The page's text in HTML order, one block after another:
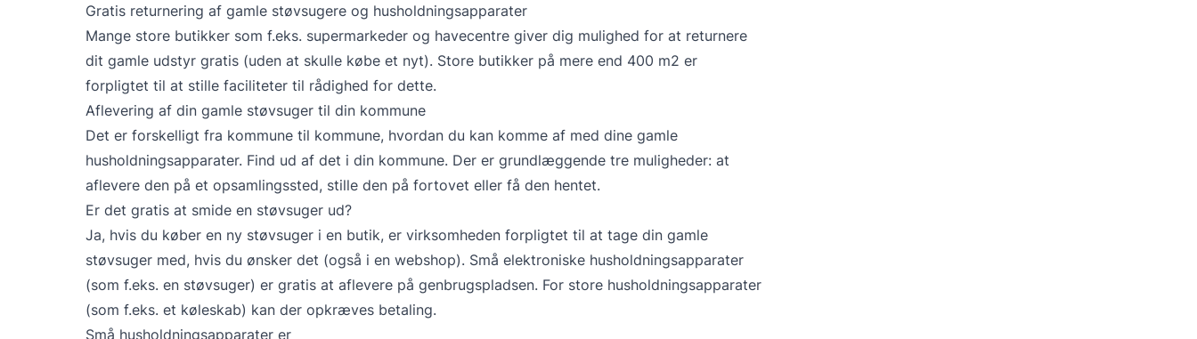
Gratis returnering af gamle støvsugere og husholdningsapparater
Mange store butikker som f.eks. supermarkeder og havecentre giver dig mulighed for at returnere
dit gamle udstyr gratis (uden at skulle købe et nyt). Store butikker på mere end 400 m2 er
forpligtet til at stille faciliteter til rådighed for dette.
Aflevering af din gamle støvsuger til din kommune
Det er forskelligt fra kommune til kommune, hvordan du kan komme af med dine gamle
husholdningsapparater. Find ud af det i din kommune. Der er grundlæggende tre muligheder: at
aflevere den på et opsamlingssted, stille den på fortovet eller få den hentet.
Er det gratis at smide en støvsuger ud?
Ja, hvis du køber en ny støvsuger i en butik, er virksomheden forpligtet til at tage din gamle
støvsuger med, hvis du ønsker det (også i en webshop). Små elektroniske husholdningsapparater
(som f.eks. en støvsuger) er gratis at aflevere på genbrugspladsen. For store husholdningsapparater
(som f.eks. et køleskab) kan der opkræves betaling.
Små husholdningsapparater er